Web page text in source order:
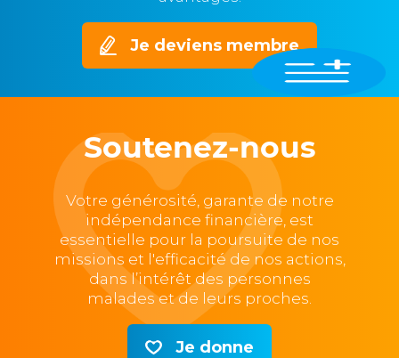
Je deviens membre
Soutenez-nous
Votre générosité, garante de notre
indépendance financière, est
essentielle pour la poursuite de nos
missions et l'efficacité de nos actions,
dans l’intérêt des personnes
malades et de leurs proches.
Je donne